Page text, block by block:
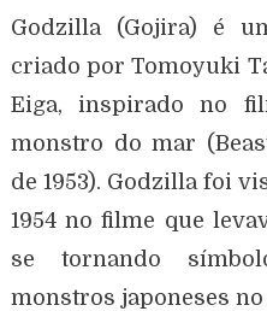
Godzilla (Gojira) é
criado por Tomoyuki
Eiga, inspirado no
monstro do mar
de 1953). Godzilla foi
1954 no filme que
se tornando
monstros japoneses no